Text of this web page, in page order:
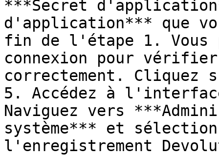
***Secret
d'application*** que
fin de l'étape 1. Vous
connexion pour
correctement. Cliquez
5. Accédez à
Naviguez vers
système*** et
l'enregistrement